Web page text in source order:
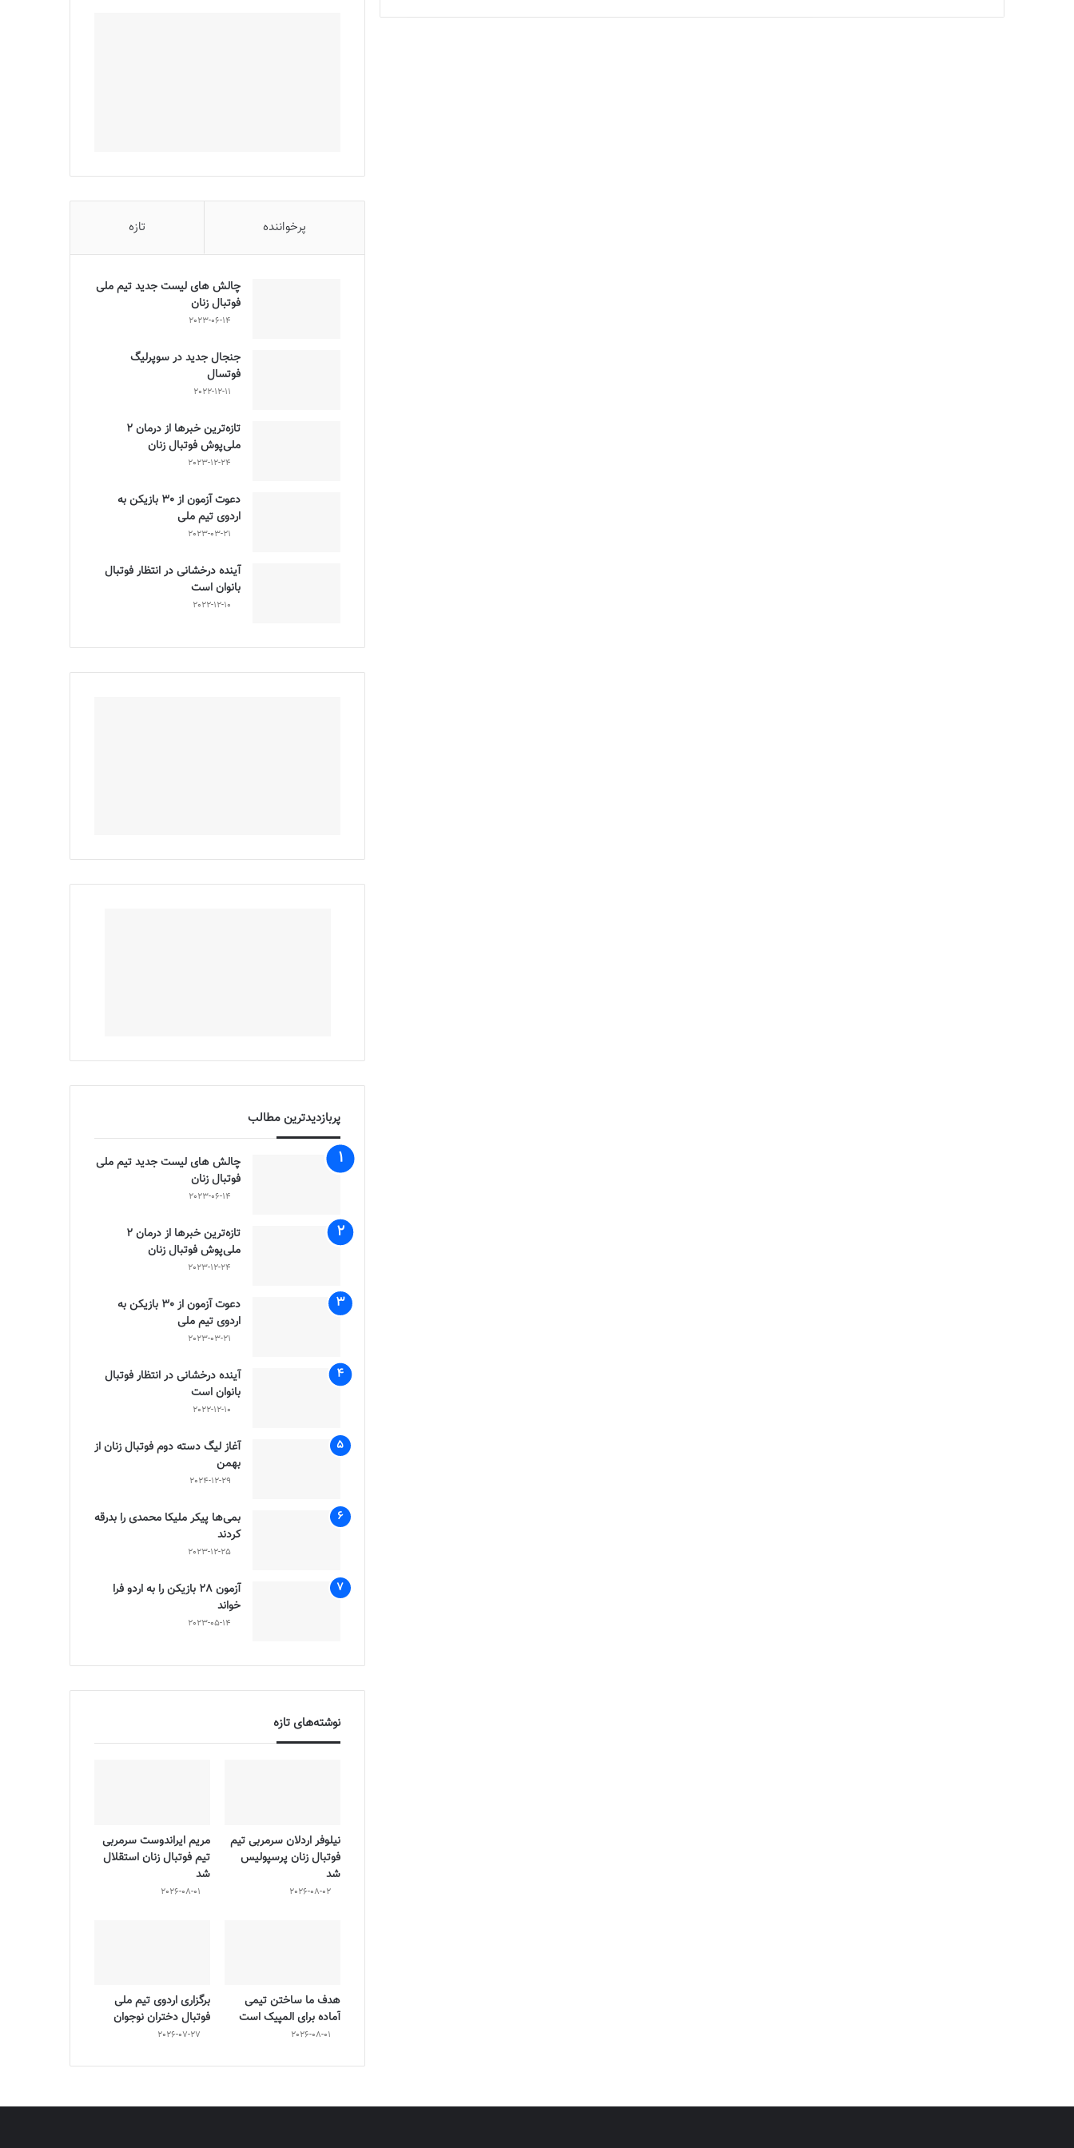
پرخواننده تازه
چالش هاى ليست جدید تيم ملى
فوتبال زنان
2023-06-14
جنجال جدید در سوپرلیگ
فوتسال
2022-12-11
تازه‌ترین خبرها از درمان ۲
ملی‌پوش فوتبال زنان
2023-12-24
دعوت آزمون از 30 بازیکن به
اردوی تیم ملی
2023-03-21
آینده درخشانی در انتظار فوتبال
بانوان است
2022-12-10
پربازدیدترین مطالب
چالش هاى ليست جدید تيم ملى
فوتبال زنان
2023-06-14
تازه‌ترین خبرها از درمان ۲
ملی‌پوش فوتبال زنان
2023-12-24
دعوت آزمون از 30 بازیکن به
اردوی تیم ملی
2023-03-21
آینده درخشانی در انتظار فوتبال
بانوان است
2022-12-10
آغاز لیگ دسته دوم فوتبال زنان از
بهمن
2024-12-29
بمی‌ها پیکر ملیکا محمدی را بدرقه
کردند
2023-12-25
آزمون 28 بازیکن را به اردو فرا
خواند
2023-05-14
نوشته‌های تازه
نیلوفر اردلان سرمربی تیم
فوتبال زنان پرسپولیس
شد
2026-08-02
مریم ایراندوست سرمربی
تیم فوتبال زنان استقلال
شد
2026-08-01
هدف ما ساختن تیمی
آماده برای المپیک است
2026-08-01
برگزاری اردوی تیم ملی
فوتبال دختران نوجوان
2026-07-27